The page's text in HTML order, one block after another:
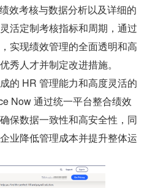
效考核与数据分析以及详细的
活定制考核指标和周期，通过
实现绩效管理的全面透明和高
秀人才并制定改进措施。
的 HR 管理能力和高度灵活的
Now 通过统一平台整合绩效
保数据一致性和高安全性，同
业降低管理成本并提升整体运